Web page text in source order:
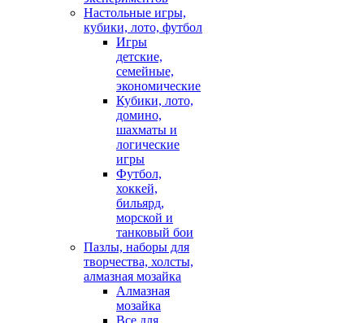
Настольные игры,
кубики, лото, футбол
Игры
детские,
семейные,
экономические
Кубики, лото,
домино,
шахматы и
логические
игры
Футбол,
хоккей,
бильярд,
морской и
танковый бои
Пазлы, наборы для
творчества, холсты,
алмазная мозайка
Алмазная
мозайка
Все для